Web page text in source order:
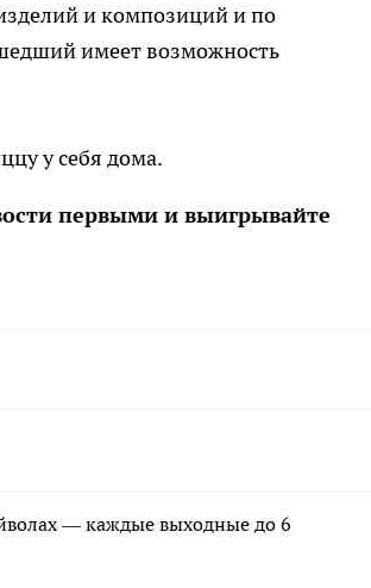
и композиций и по
имеет возможность
у себя дома.
первыми и выигрывайте
— каждые выходные до 6